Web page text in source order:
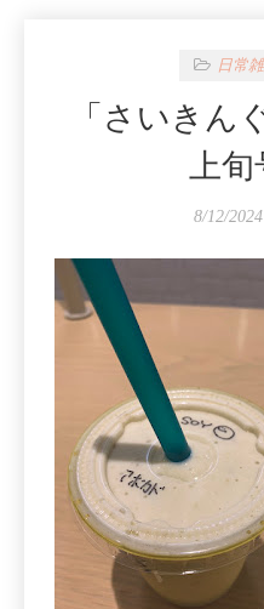
日常
「さいきん
上
8/12/2024